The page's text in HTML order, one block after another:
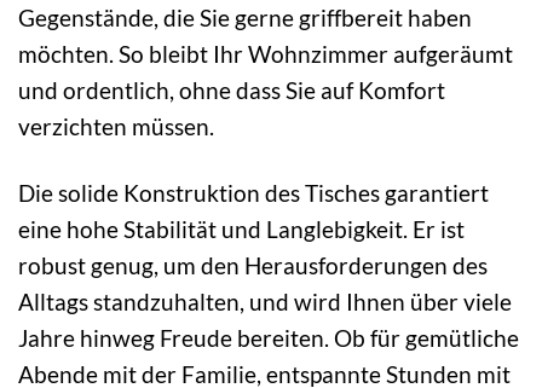
Gegenstände, die Sie gerne griffbereit haben
möchten. So bleibt Ihr Wohnzimmer aufgeräumt
und ordentlich, ohne dass Sie auf Komfort
verzichten müssen.
Die solide Konstruktion des Tisches garantiert
eine hohe Stabilität und Langlebigkeit. Er ist
robust genug, um den Herausforderungen des
Alltags standzuhalten, und wird Ihnen über viele
Jahre hinweg Freude bereiten. Ob für gemütliche
Abende mit der Familie, entspannte Stunden mit